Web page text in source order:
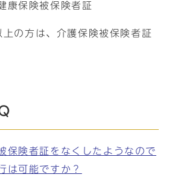
康保険被保険者証
の方は、介護保険被保険者証
保険者証をなくしたようなので
は可能ですか？